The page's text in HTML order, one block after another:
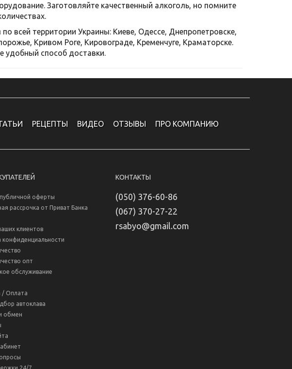
Заготовляйте качественный алкоголь, но помните
всей территории Украины: Киеве, Одессе, Днепропетровске,
Кривом Роге, Кировограде, Кременчуге, Краматорске.
удобный способ доставки.
РЕЦЕПТЫ ВИДЕО ОТЗЫВЫ ПРО КОМПАНИЮ
оферты
рассрочка от Приват Банка
клиентов
конфиденциальности
опт
обслуживание
/ Оплата
автоклава
обмен
КОНТАКТЫ
(050) 376-60-86
(067) 370-27-22
rsabyo@gmail.com